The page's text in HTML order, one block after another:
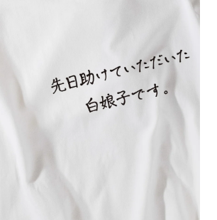
辺（すべての辺をプラス10ｍｍ）
で製作ください。（重要な情報な
仕上がりサイズから四辺内側に
内側の範囲内でデザイン校正して
ザインを利用してのぼり旗を
造プランとなりますので改造の
デザイン加工費用が発生いたし
ぼり旗に対してお客様の任意の
情報・お店情報などを埋め込
ます。ご購入時にご希望の店舗
載ください。専任のデザイナー
ザインします。書体などのご指
、のぼりのイメージに最適のフ
します。基本的にのぼりの下部
、社名、電話番号が入ります。
りいただけましたらロゴの印刷
めくかもしれません。デザイン
ましてはお客様の好みもあり
れる方（お客様）ができる限
ザインをみるよりも正像でみら
を提供したいかと思いますので
にするとよいかもしれません。
特殊なのぼり旗にも適合する加
す。
）とは、革や布などに開けた穴
めに取り付けるリングです。壁
どで固定して、突風で倒れること
ってずっと裏向きになってしまう
せん。
特殊なのぼり旗にも適合する加
す。
）とは、革や布などに開けた穴
めに取り付けるリングです。壁
どで固定して、突風で倒れること
ってずっと裏向きになってしまう
せん。
チチのついてない長辺・
短辺を補強縫製します
みが薄く、裏側にインクが浸透
す。
［ +99円 ］
4本（5分割）
り込み）は均等割りを意識して